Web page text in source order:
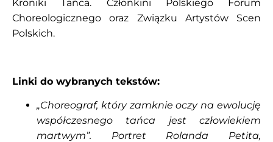
Kroniki Tańca. Członkini Polskiego Forum
Choreologicznego oraz Związku Artystów Scen
Polskich.
Linki do wybranych tekstów:
„Choreograf, który zamknie oczy na ewolucję
współczesnego tańca jest człowiekiem
martwym”. Portret Rolanda Petita,